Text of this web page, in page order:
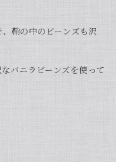
鞘の中のビーンズも沢
バニラビーンズを使って